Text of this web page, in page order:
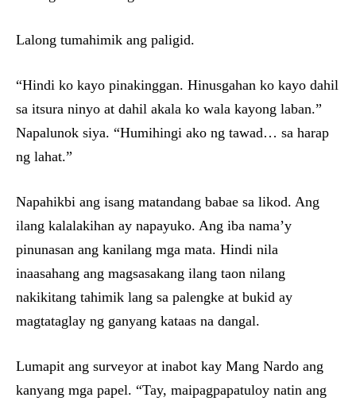
Lalong tumahimik ang paligid.
“Hindi ko kayo pinakinggan. Hinusgahan ko kayo dahil
sa itsura ninyo at dahil akala ko wala kayong laban.”
Napalunok siya. “Humihingi ako ng tawad… sa harap
ng lahat.”
Napahikbi ang isang matandang babae sa likod. Ang
ilang kalalakihan ay napayuko. Ang iba nama’y
pinunasan ang kanilang mga mata. Hindi nila
inaasahang ang magsasakang ilang taon nilang
nakikitang tahimik lang sa palengke at bukid ay
magtataglay ng ganyang kataas na dangal.
Lumapit ang surveyor at inabot kay Mang Nardo ang
kanyang mga papel. “Tay, maipagpapatuloy natin ang